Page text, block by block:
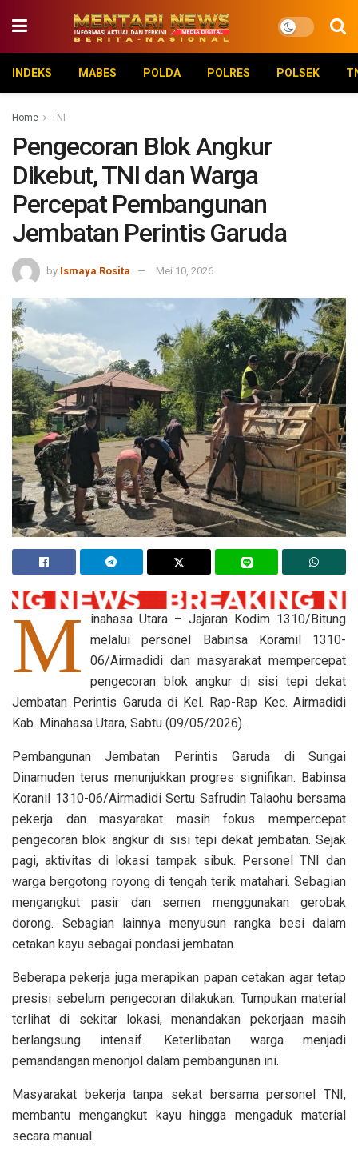
INDEKS MABES POLDA POLRES POLSEK
Home TNI
Pengecoran Blok Angkur
Dikebut, TNI dan Warga
Percepat Pembangunan
Jembatan Perintis Garuda
by Ismaya Rosita Mei 10, 2026
M
inahasa Utara – Jajaran Kodim 1310/Bitung
melalui personel Babinsa Koramil 1310-
06/Airmadidi dan masyarakat mempercepat
pengecoran blok angkur di sisi tepi dekat
Jembatan Perintis Garuda di Kel. Rap-Rap Kec. Airmadidi
Kab. Minahasa Utara, Sabtu (09/05/2026).
Pembangunan Jembatan Perintis Garuda di Sungai
Dinamuden terus menunjukkan progres signifikan. Babinsa
Koranil 1310-06/Airmadidi Sertu Safrudin Talaohu bersama
pekerja dan masyarakat masih fokus mempercepat
pengecoran blok angkur di sisi tepi dekat jembatan. Sejak
pagi, aktivitas di lokasi tampak sibuk. Personel TNI dan
warga bergotong royong di tengah terik matahari. Sebagian
mengangkut pasir dan semen menggunakan gerobak
dorong. Sebagian lainnya menyusun rangka besi dalam
cetakan kayu sebagai pondasi jembatan.
Beberapa pekerja juga merapikan papan cetakan agar tetap
presisi sebelum pengecoran dilakukan. Tumpukan material
terlihat di sekitar lokasi, menandakan pekerjaan masih
berlangsung intensif. Keterlibatan warga menjadi
pemandangan menonjol dalam pembangunan ini.
Masyarakat bekerja tanpa sekat bersama personel TNI,
membantu mengangkut kayu hingga mengaduk material
secara manual.